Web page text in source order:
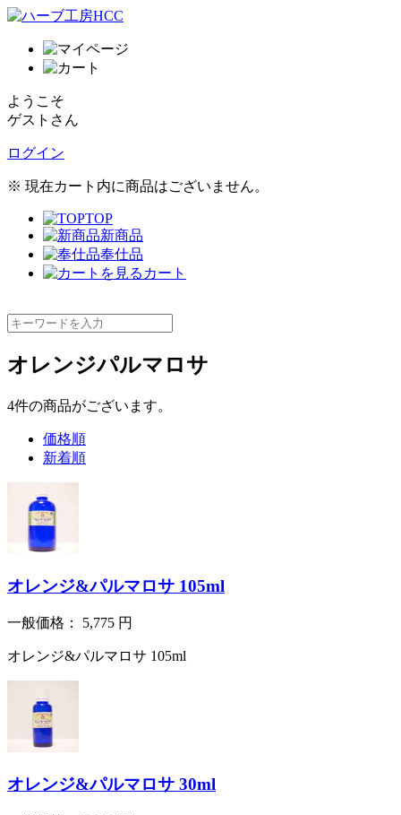
ようこそ
ゲストさん
ログイン
※ 現在カート内に商品はございません。
TOP
新商品
奉仕品
カート
オレンジパルマロサ
4件の商品がございます。
価格順
新着順
オレンジ&パルマロサ 105ml
一般価格： 5,775 円
オレンジ&パルマロサ 105ml
オレンジ&パルマロサ 30ml